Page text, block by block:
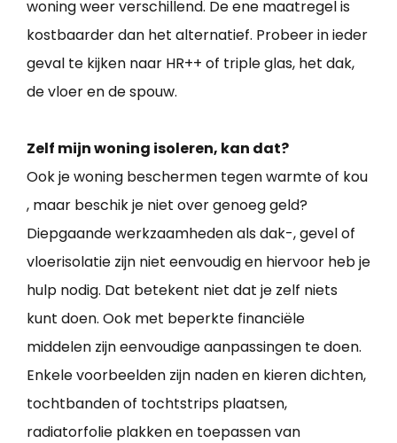
woning weer verschillend. De ene maatregel is
kostbaarder dan het alternatief. Probeer in ieder
geval te kijken naar HR++ of triple glas, het dak,
de vloer en de spouw.
Zelf mijn woning isoleren, kan dat?
Ook je woning beschermen tegen warmte of kou
, maar beschik je niet over genoeg geld?
Diepgaande werkzaamheden als dak-, gevel of
vloerisolatie zijn niet eenvoudig en hiervoor heb je
hulp nodig. Dat betekent niet dat je zelf niets
kunt doen. Ook met beperkte financiële
middelen zijn eenvoudige aanpassingen te doen.
Enkele voorbeelden zijn naden en kieren dichten,
tochtbanden of tochtstrips plaatsen,
radiatorfolie plakken en toepassen van